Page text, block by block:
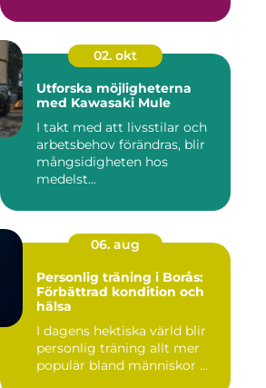
02. okt
Utforska möjligheterna
med Kawasaki Mule
I takt med att livsstilar och
arbetsbehov förändras, blir
mångsidigheten hos
medelst...
06. aug
Personlig träning i Borås:
Förbättrad kondition och
hälsa
I dagens hektiska värld blir
personlig träning allt mer
populär bland människor ...